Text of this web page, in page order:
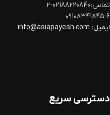
تماس: 02188220840-2
۰۹۱۰۸۳۴۱۸۴۵-۶
ایمیل:
دسترسی سریع